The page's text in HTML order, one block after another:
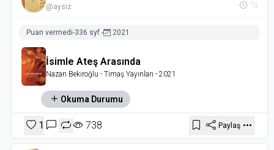
@aysiz 7a
Puan vermedi-336 syf.- 2021
İsimle Ateş Arasında
Nazan Bekiroğlu - Timaş Yayınları - 2021
Okuma Durumu
1 738 Paylaş